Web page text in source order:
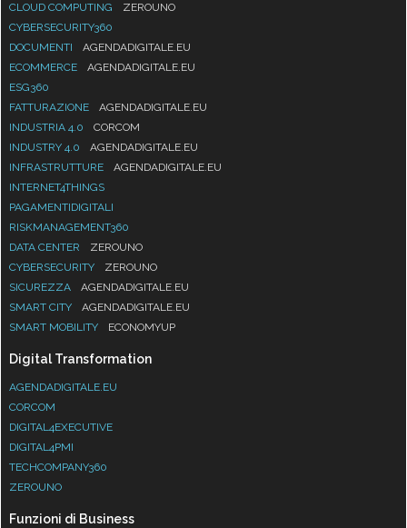
CLOUD COMPUTING
ZEROUNO
CYBERSECURITY360
DOCUMENTI
AGENDADIGITALE.EU
ECOMMERCE
AGENDADIGITALE.EU
ESG360
FATTURAZIONE
AGENDADIGITALE.EU
INDUSTRIA 4.0
CORCOM
INDUSTRY 4.0
AGENDADIGITALE.EU
INFRASTRUTTURE
AGENDADIGITALE.EU
INTERNET4THINGS
PAGAMENTIDIGITALI
RISKMANAGEMENT360
DATA CENTER
ZEROUNO
CYBERSECURITY
ZEROUNO
SICUREZZA
AGENDADIGITALE.EU
SMART CITY
AGENDADIGITALE.EU
SMART MOBILITY
ECONOMYUP
Digital Transformation
AGENDADIGITALE.EU
CORCOM
DIGITAL4EXECUTIVE
DIGITAL4PMI
TECHCOMPANY360
ZEROUNO
Funzioni di Business